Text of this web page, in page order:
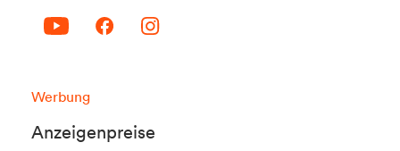
Werbung
Anzeigenpreise